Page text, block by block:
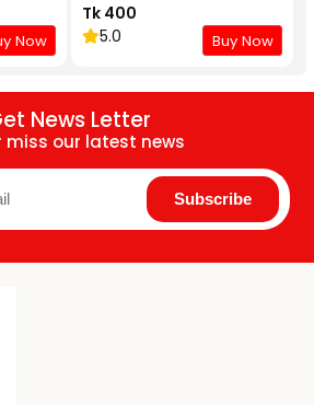
Now
Tk 400
5.0
Buy Now
News Letter
miss our latest news